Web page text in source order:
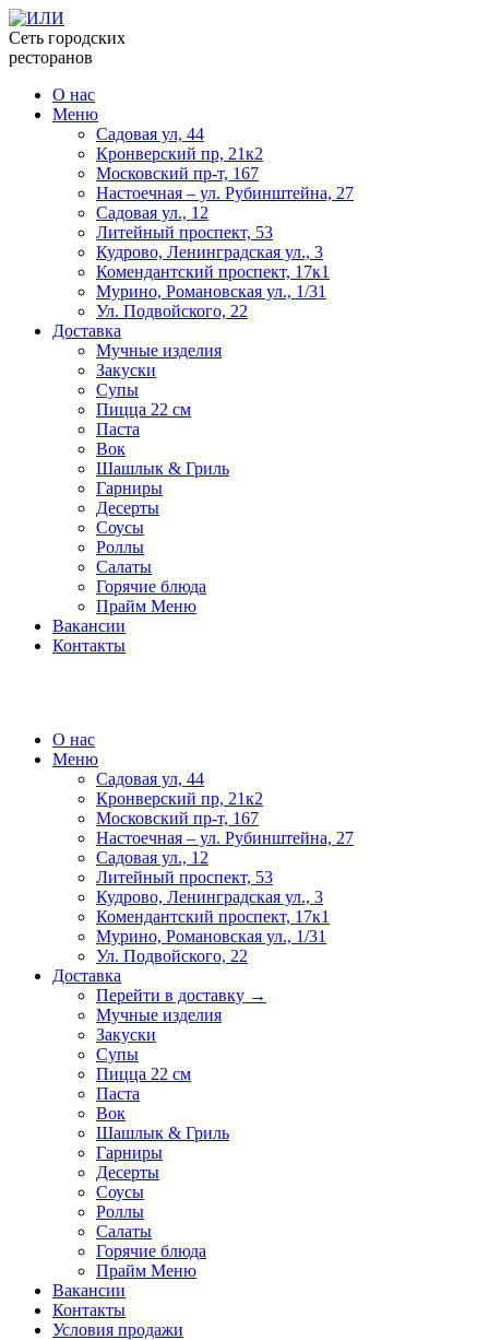
Сеть городских
ресторанов
О нас
Меню
Садовая ул, 44
Кронверский пр, 21к2
Московский пр-т, 167
Настоечная – ул. Рубинштейна, 27
Садовая ул., 12
Литейный проспект, 53
Кудрово, Ленинградская ул., 3
Комендантский проспект, 17к1
Мурино, Романовская ул., 1/31
Ул. Подвойского, 22
Доставка
Мучные изделия
Закуски
Супы
Пицца 22 см
Паста
Вок
Шашлык & Гриль
Гарниры
Десерты
Соусы
Роллы
Салаты
Горячие блюда
Прайм Меню
Вакансии
Контакты
О нас
Меню
Садовая ул, 44
Кронверский пр, 21к2
Московский пр-т, 167
Настоечная – ул. Рубинштейна, 27
Садовая ул., 12
Литейный проспект, 53
Кудрово, Ленинградская ул., 3
Комендантский проспект, 17к1
Мурино, Романовская ул., 1/31
Ул. Подвойского, 22
Доставка
Перейти в доставку →
Мучные изделия
Закуски
Супы
Пицца 22 см
Паста
Вок
Шашлык & Гриль
Гарниры
Десерты
Соусы
Роллы
Салаты
Горячие блюда
Прайм Меню
Вакансии
Контакты
Условия продажи